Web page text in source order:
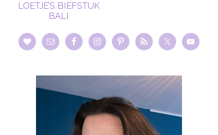
LOETJE’S BIEFSTUK
BALI